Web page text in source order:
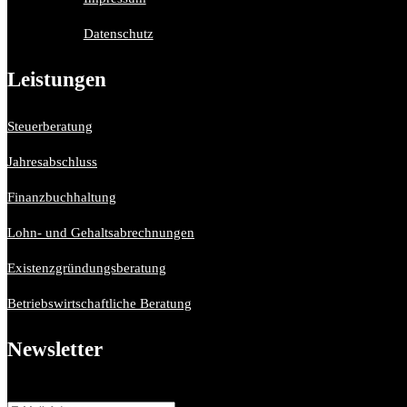
Datenschutz
Leistungen
Steuerberatung
Jahresabschluss
Finanzbuchhaltung
Lohn- und Gehaltsabrechnungen
Existenzgründungsberatung
Betriebswirtschaftliche Beratung
Newsletter